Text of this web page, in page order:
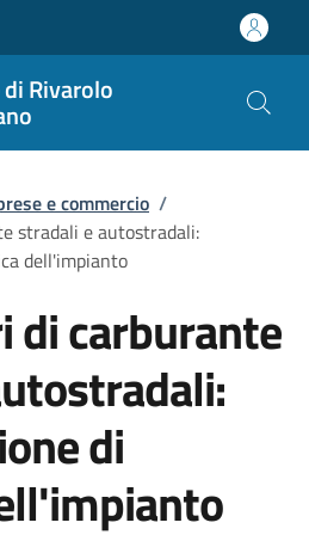
Rivarolo
e commercio /
stradali e autostradali:
dell'impianto
di carburante
di